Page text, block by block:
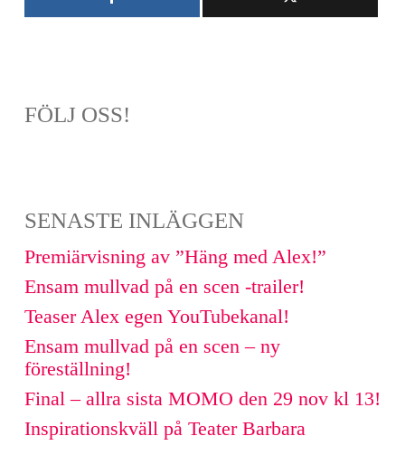
FÖLJ OSS!
SENASTE INLÄGGEN
Premiärvisning av ”Häng med Alex!”
Ensam mullvad på en scen -trailer!
Teaser Alex egen YouTubekanal!
Ensam mullvad på en scen – ny
föreställning!
Final – allra sista MOMO den 29 nov kl 13!
Inspirationskväll på Teater Barbara